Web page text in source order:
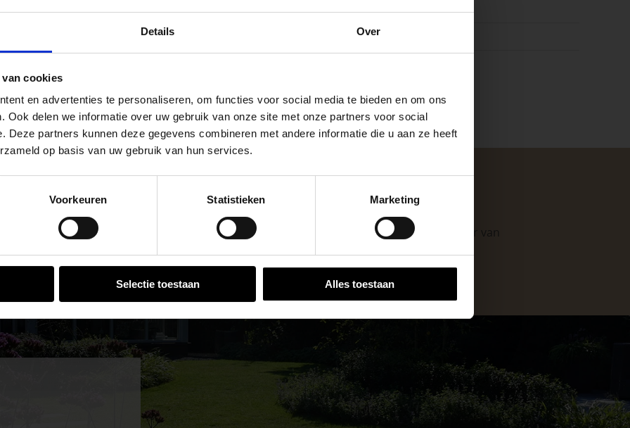
Details Over
cookies
en advertenties te personaliseren, om functies voor social media te bieden en om ons
Ook delen we informatie over uw gebruik van onze site met onze partners voor social
Deze partners kunnen deze gegevens combineren met andere informatie die u aan ze heeft
op basis van uw gebruik van hun services.
Voorkeuren Statistieken Marketing
Selectie toestaan Alles toestaan
Kleur zwart
Stuks per eenheid
zakelijke klanten op zoek naar tuin- en infraproducten. Als professionele leverancier van
producten van topkwaliteit. Lees meer over dezakelijke mogelijkheden.
tijdens de vakantieperiode
vestigingspagina voor de actuele openingstijden.
Brug
en inspirerende showtuinen helpen we je graag bij iedere stap van jouw